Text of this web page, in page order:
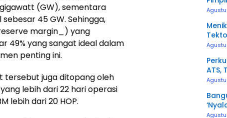
(GW), sementara
45 GW. Sehingga,
margin_) yang
49% yang sangat ideal dalam
penting ini.
tersebut juga ditopang oleh
lebih dari 22 hari operasi
lebih dari 20 HOP.
ATS,
Kerja